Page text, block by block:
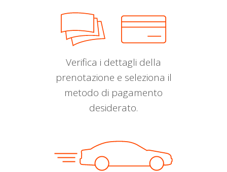
Verifica i dettagli della
prenotazione e seleziona il
metodo di pagamento
desiderato.